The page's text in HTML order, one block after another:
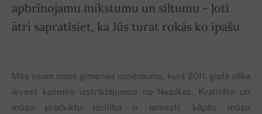
apbrīnojamu mīkstumu un siltumu - ļoti
ātri sapratīsiet, ka Jūs turat rokās ko īpašu
Mēs esam mazs ģimenes uzņēmums, kurš 2011. gadā sāka
ievest kašmira izstrādājumus no Nepālas. Kvalitāte un
mūsu produktu izcilība ir iemesli, kāpēc mūsu